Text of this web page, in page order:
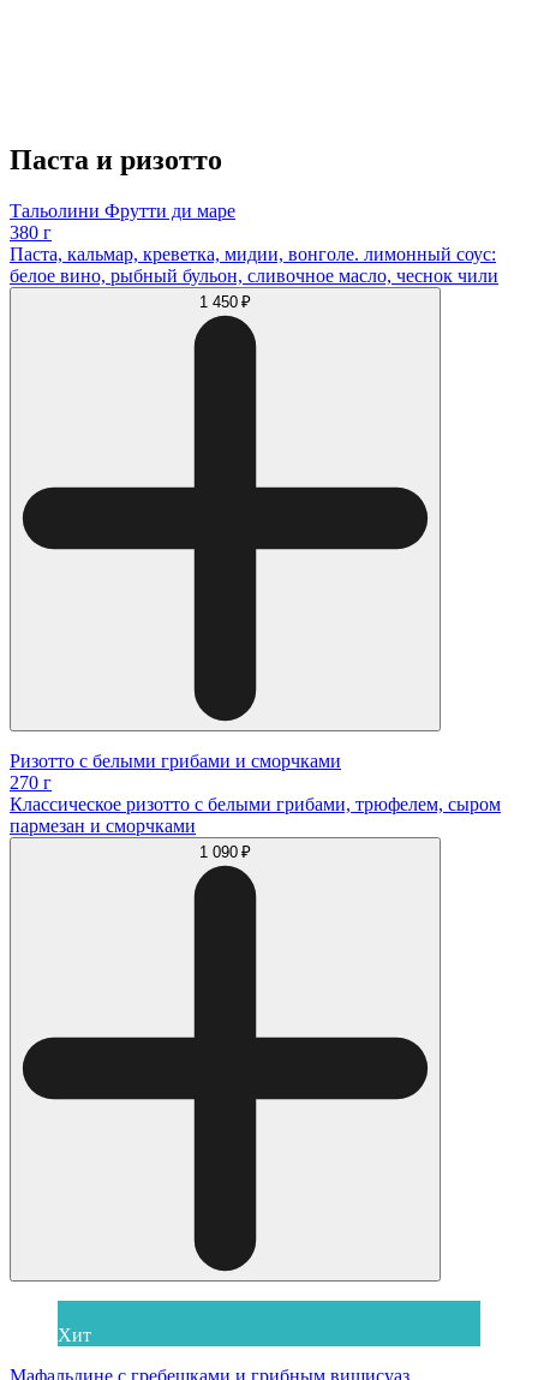
Паста и ризотто
Тальолини Фрутти ди маре
380 г
Паста, кальмар, креветка, мидии, вонголе. лимонный соус:
белое вино, рыбный бульон, сливочное масло, чеснок чили
1 450 ₽
Ризотто с белыми грибами и сморчками
270 г
Классическое ризотто с белыми грибами, трюфелем, сыром
пармезан и сморчками
1 090 ₽
Хит
Мафальдине с гребешками и грибным вишисуаз